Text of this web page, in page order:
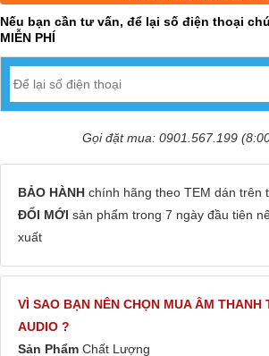
Nếu bạn cần tư vấn, để lại số điện thoại
MIỄN PHÍ
Gọi đặt mua: 0901.567.199
BẢO HÀNH chính hãng theo TEM dán trên
ĐỔI MỚI sản phẩm trong 7 ngày đầu tiên
xuất
VÌ SAO BẠN NÊN CHỌN MUA ÂM THANH
AUDIO ?
Sản Phẩm Chất Lượng